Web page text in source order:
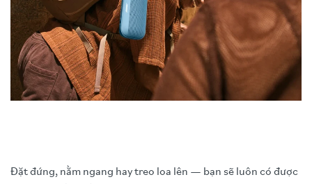
Đặt đứng, nằm ngang hay treo loa lên — bạn sẽ luôn có được